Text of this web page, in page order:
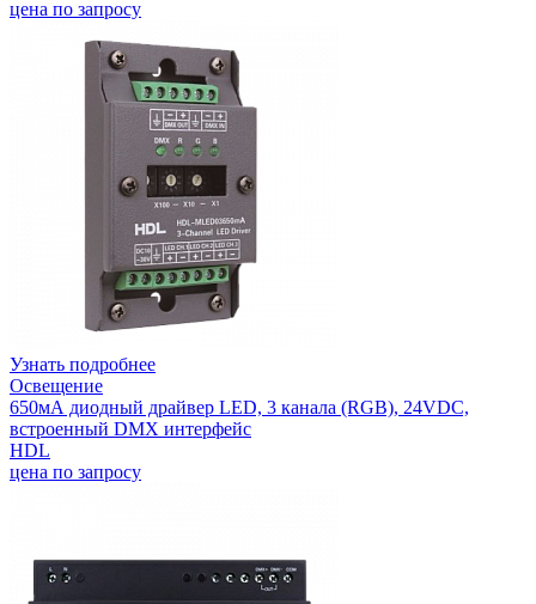
цена по запросу
Узнать подробнее
Освещение
650мА диодный драйвер LED, 3 канала (RGB), 24VDC,
встроенный DMX интерфейс
HDL
цена по запросу